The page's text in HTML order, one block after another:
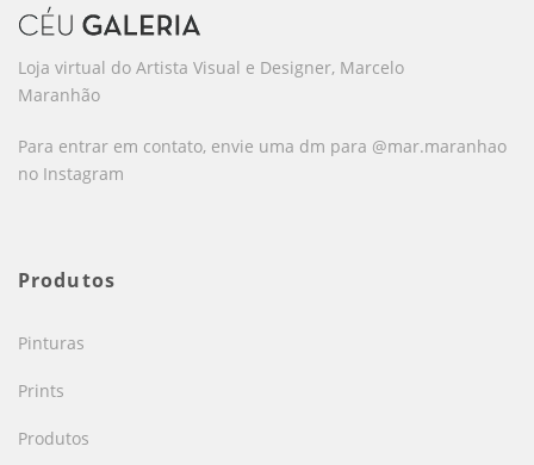
Loja virtual do Artista Visual e Designer, Marcelo
Maranhão
Para entrar em contato, envie uma dm para @mar.maranhao
no Instagram
Produtos
Pinturas
Prints
Produtos